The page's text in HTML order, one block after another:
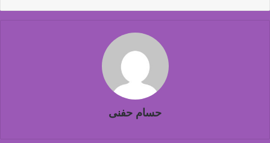
حسام حفنى